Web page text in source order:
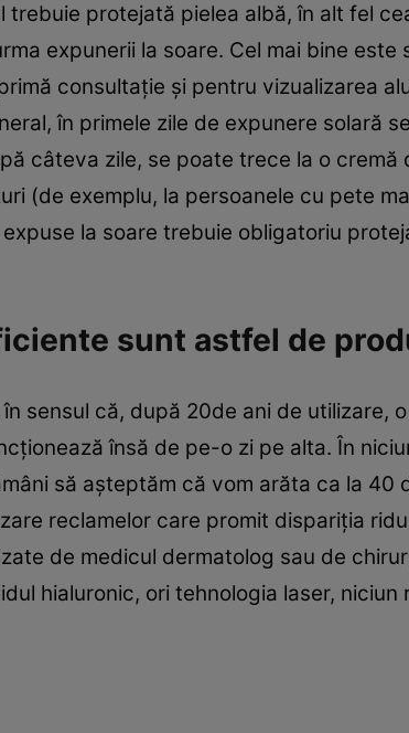
protejată pielea albă, în alt fel
expunerii la soare. Cel mai bine este
consultaţie şi pentru vizualizarea
în primele zile de expunere solară
câteva zile, se poate trece la o cremă
(de exemplu, la persoanele cu pete
la soare trebuie obligatoriu
sunt astfel de
sensul că, după 20de ani de utilizare,
însă de pe-o zi pe alta. În
să aşteptăm că vom arăta ca la 40
reclamelor care promit dispariţia
de medicul dermatolog sau de
hialuronic, ori tehnologia laser, niciun